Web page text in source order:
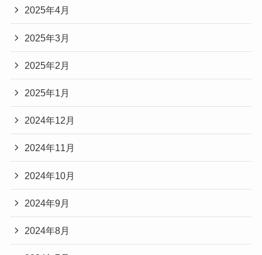
2025年4月
2025年3月
2025年2月
2025年1月
2024年12月
2024年11月
2024年10月
2024年9月
2024年8月